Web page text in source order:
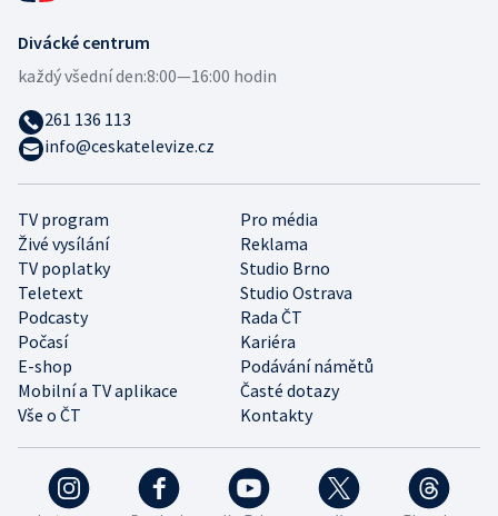
TV program
Pro média
Živé vysílání
Reklama
TV poplatky
Studio Brno
Teletext
Studio Ostrava
Podcasty
Rada ČT
Počasí
Kariéra
E-shop
Podávání námětů
Mobilní a TV aplikace
Časté dotazy
Vše o ČT
Kontakty
Divácké centrum
každý všední den:8:00—16:00 hodin
261 136 113
info@ceskatelevize.cz